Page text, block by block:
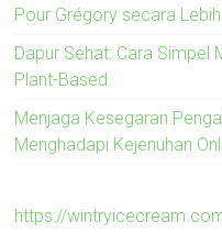
Pour Grégory secara
Dapur Sehat: Cara Simpel
Plant-Based
Menjaga Kesegaran
Menghadapi Kejenuhan
https://